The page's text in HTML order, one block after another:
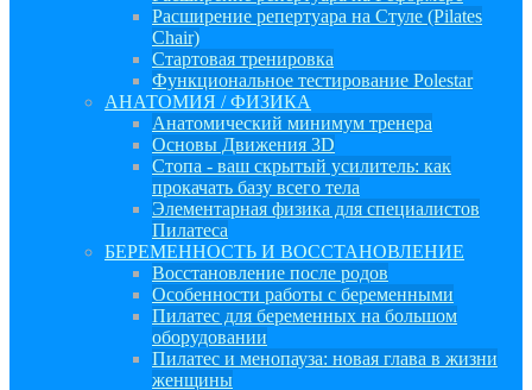
Расширение репертуара на Стуле (Pilates
Chair)
Стартовая тренировка
Функциональное тестирование Polestar
АНАТОМИЯ / ФИЗИКА
Анатомический минимум тренера
Основы Движения 3D
Стопа - ваш скрытый усилитель: как
прокачать базу всего тела
Элементарная физика для специалистов
Пилатеса
БЕРЕМЕННОСТЬ И ВОССТАНОВЛЕНИЕ
Восстановление после родов
Особенности работы с беременными
Пилатес для беременных на большом
оборудовании
Пилатес и менопауза: новая глава в жизни
женщины